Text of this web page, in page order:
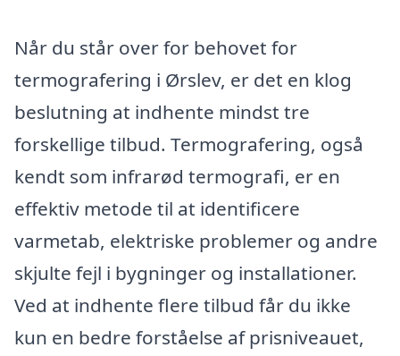
Når du står over for behovet for
termografering i Ørslev, er det en klog
beslutning at indhente mindst tre
forskellige tilbud. Termografering, også
kendt som infrarød termografi, er en
effektiv metode til at identificere
varmetab, elektriske problemer og andre
skjulte fejl i bygninger og installationer.
Ved at indhente flere tilbud får du ikke
kun en bedre forståelse af prisniveauet,